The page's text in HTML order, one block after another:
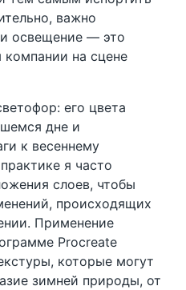
важно
освещение — это
на сцене
его цвета
дне и
к весеннему
я часто
слоев, чтобы
происходящих
Применение
Procreate
которые могут
зимней природы, от